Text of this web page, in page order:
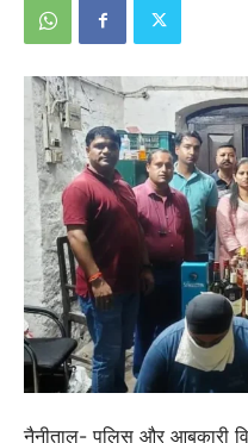
नैनीताल- पुलिस और आबकारी